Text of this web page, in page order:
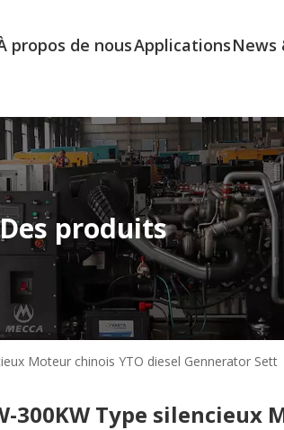
propos de nousApplicationsNews
produits
Moteur chinois YTO diesel Gennerator Sett
300KW Type silencieux